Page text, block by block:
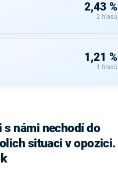
2,43 %
2 hlasů
1,21 %
1 hlasů
námi nechodí do
situaci v opozici.